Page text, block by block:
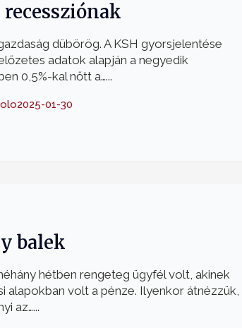
recessziónak
dübörög. A KSH gyorsjelentése
adatok alapján a negyedik
0,5%-kal nőtt a…...
2025-01-30
balek
hétben rengeteg ügyfél volt, akinek
alapokban volt a pénze. Ilyenkor átnézzük,
az…...